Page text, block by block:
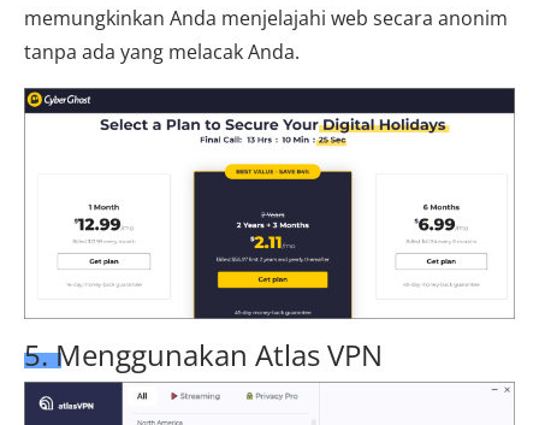
memungkinkan Anda menjelajahi web secara anonim
tanpa ada yang melacak Anda.
5. Menggunakan Atlas VPN